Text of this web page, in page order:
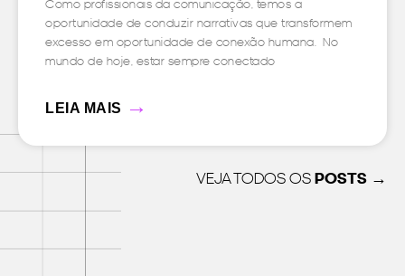
Como profissionais da comunicação, temos a
oportunidade de conduzir narrativas que transformem
excesso em oportunidade de conexão humana. No
mundo de hoje, estar sempre conectado
LEIA MAIS →
VEJA TODOS OSPOSTS →